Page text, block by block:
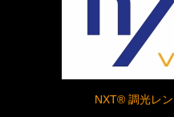
NXT® 調光レ